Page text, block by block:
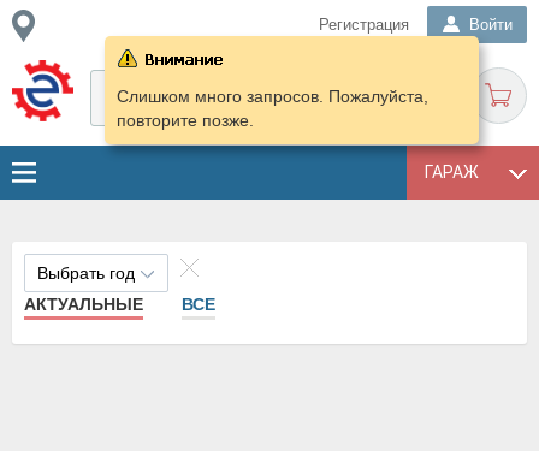
Регистрация Войти
ГАРАЖ
Слишком много запросов. Пожалуйста,
повторите позже.
Выбрать год
АКТУАЛЬНЫЕ
ВСЕ